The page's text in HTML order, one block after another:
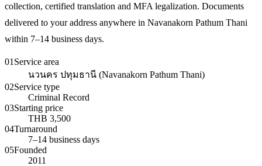
collection, certified translation and MFA legalization. Documents
delivered to your address anywhere in Navanakorn Pathum Thani
within 7–14 business days.
01 Service area
นวนคร ปทุมธานี (Navanakorn Pathum Thani)
02Service type
Criminal Record
03Starting price
THB 3,500
04Turnaround
7–14 business days
05Founded
2011